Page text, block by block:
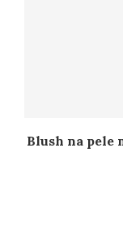
Blush na pele